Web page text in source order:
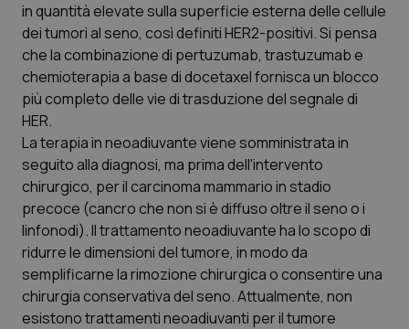
Lazio
Liguria
Marche
Molise
Piemonte
Provincia Autonoma di Bolzano
Diabete & glucometri
Disturbi dell’umore
Donna & Salute
Epatiti
HIV
Infezioni & Febbre
in quantità elevate sulla superficie esterna delle cellule
dei tumori al seno, così definiti HER2-positivi. Si pensa
che la combinazione di pertuzumab, trastuzumab e
chemioterapia a base di docetaxel fornisca un blocco
più completo delle vie di trasduzione del segnale di
HER.
La terapia in neoadiuvante viene somministrata in
seguito alla diagnosi, ma prima dell'intervento
chirurgico, per il carcinoma mammario in stadio
precoce (cancro che non si è diffuso oltre il seno o i
linfonodi). Il trattamento neoadiuvante ha lo scopo di
ridurre le dimensioni del tumore, in modo da
semplificarne la rimozione chirurgica o consentire una
chirurgia conservativa del seno. Attualmente, non
esistono trattamenti neoadiuvanti per il tumore